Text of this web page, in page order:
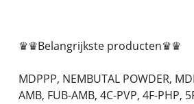
♛♛Belangrijkste producten♛♛
MDPPP, NEMBUTAL POWDER,
AMB, FUB-AMB, 4C-PVP, 4F-PHP,